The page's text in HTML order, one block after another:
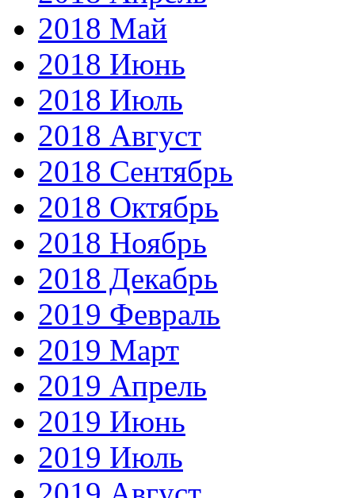
2018 Май
2018 Июнь
2018 Июль
2018 Август
2018 Сентябрь
2018 Октябрь
2018 Ноябрь
2018 Декабрь
2019 Февраль
2019 Март
2019 Апрель
2019 Июнь
2019 Июль